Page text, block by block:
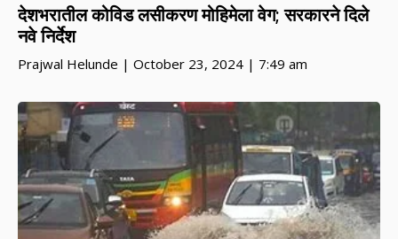
देशभरातील कोविड लसीकरण मोहिमेला वेग; सरकारने दिले
नवे निर्देश
Prajwal Helunde October 23, 2024 7:49 am